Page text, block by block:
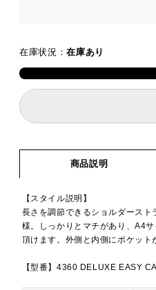
在庫状況：在庫あり
商品説明
【スタイル説明】
長さを調節できるショルダース
様。しっかりとマチがあり、A4
頂けます。外側と内側にポケット
【型番】4360 DELUXE EASY